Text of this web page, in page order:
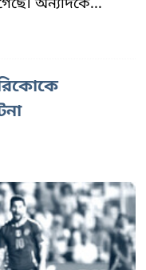
অন্যদিকে...